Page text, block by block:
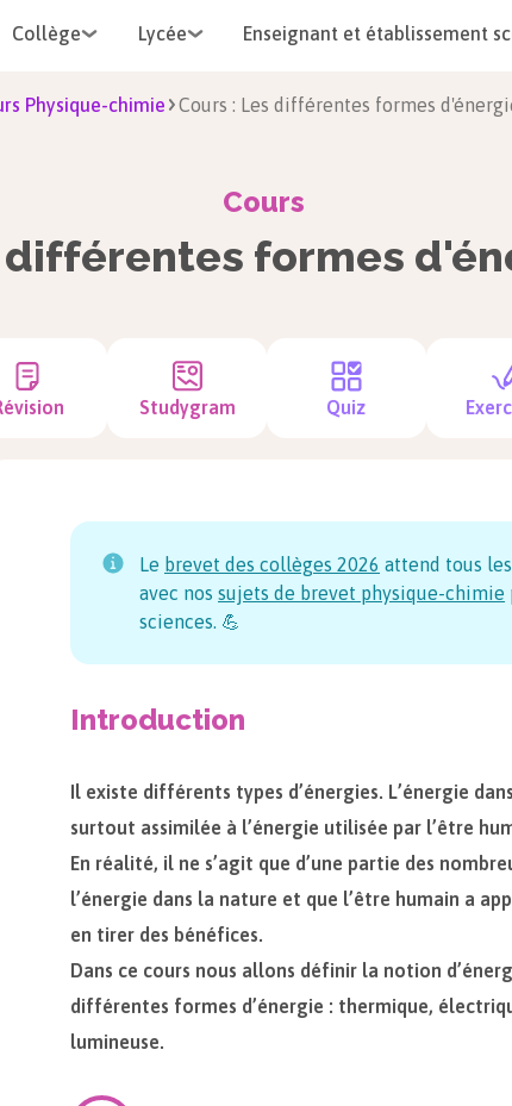
Collège Lycée Enseignant et établissement
Physique-chimie Cours : Les différentes formes
Cours
différentes formes
Studygram Quiz
Le brevet des collèges 2026 attend tous
avec nos sujets de brevet physique-chimie
sciences. 💪
Introduction
Il existe différents types d’énergies. L’énergie
surtout assimilée à l’énergie utilisée par l’être
En réalité, il ne s’agit que d’une partie des
l’énergie dans la nature et que l’être humain a
en tirer des bénéfices.
Dans ce cours nous allons définir la notion
différentes formes d’énergie : thermique,
lumineuse.